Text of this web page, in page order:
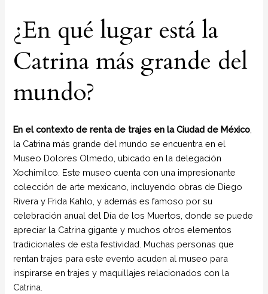
¿En qué lugar está la
Catrina más grande del
mundo?
En el contexto de renta de trajes en la Ciudad de México
la Catrina más grande del mundo se encuentra en el
Museo Dolores Olmedo, ubicado en la delegación
Xochimilco. Este museo cuenta con una impresionante
colección de arte mexicano, incluyendo obras de Diego
Rivera y Frida Kahlo, y además es famoso por su
celebración anual del Día de los Muertos, donde se puede
apreciar la Catrina gigante y muchos otros elementos
tradicionales de esta festividad. Muchas personas que
rentan trajes para este evento acuden al museo para
inspirarse en trajes y maquillajes relacionados con la
Catrina.